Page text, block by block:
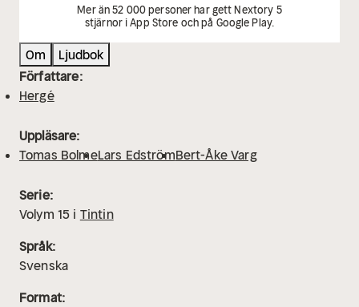
Mer än 52 000 personer har gett Nextory 5
stjärnor i App Store och på Google Play.
Om
Ljudbok
Författare:
Hergé
Uppläsare:
Tomas BolmeLars EdströmBert-Åke Varg
Serie:
Volym 15 i Tintin
Språk:
Svenska
Format: